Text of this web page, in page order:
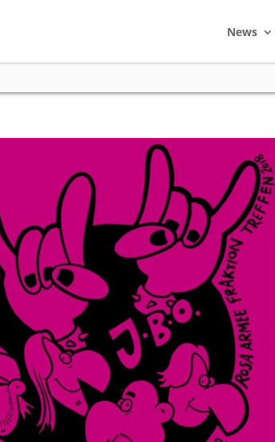
News
September!